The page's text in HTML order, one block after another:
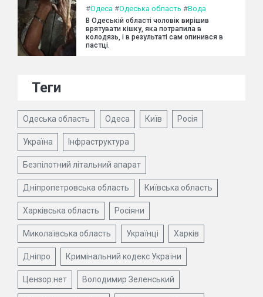
#Одеса #Одеська область #Вода
В Одеській області чоловік вирішив
врятувати кішку, яка потрапила в
колодязь, і в результаті сам опинився в
пастці.
Теги
Одеська область Одеса Київ Росія
Україна Інфраструктура
Безпілотний літальний апарат
Дніпропетровська область Київська область
Харківська область Росіяни
Миколаївська область Українці Харків
Дніпро Кримінальний кодекс України
Цензор.нет Володимир Зеленський